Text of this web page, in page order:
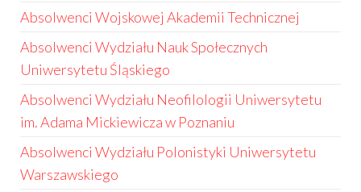
Absolwenci Wojskowej Akademii Technicznej
Absolwenci Wydziału Nauk Społecznych
Uniwersytetu Śląskiego
Absolwenci Wydziału Neofilologii Uniwersytetu
im. Adama Mickiewicza w Poznaniu
Absolwenci Wydziału Polonistyki Uniwersytetu
Warszawskiego